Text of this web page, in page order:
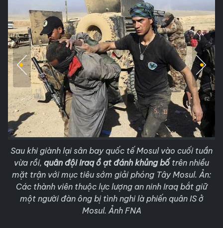
Sau khi giành lại sân bay quốc tế Mosul vào cuối tuần
vừa rồi, quân đội Iraq ồ ạt đánh khủng bố trên nhiều
mặt trận với mục tiêu sớm giải phóng Tây Mosul. Ản:
Các thành viên thuộc lực lượng an ninh Iraq bắt giữ
một người đàn ông bị tình nghi là phiến quân IS ở
Mosul. Ảnh FNA